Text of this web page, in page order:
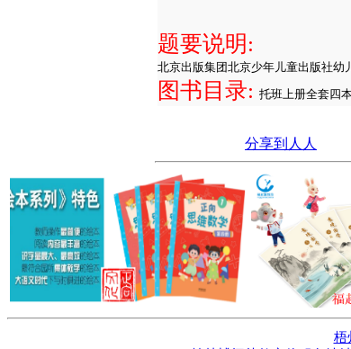
题要说明:
北京出版集团北京少年儿童出版社幼
图书目录: 托班上册全套四
分享到人人
梧